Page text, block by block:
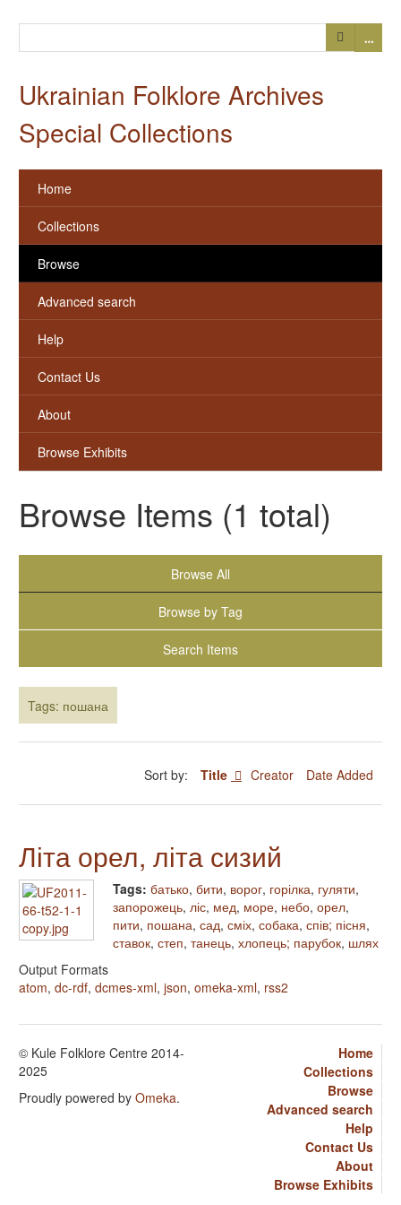
…
Ukrainian Folklore Archives
Special Collections
Home
Collections
Browse
Advanced search
Help
Contact Us
About
Browse Exhibits
Browse Items (1 total)
Browse All
Browse by Tag
Search Items
Tags: пошана
Sort by: Title Creator Date Added
Літа орел, літа сизий
Tags: батько, бити, ворог, горілка, гуляти,
запорожець, ліс, мед, море, небо, орел,
пити, пошана, сад, сміх, собака, спів; пісня,
ставок, степ, танець, хлопець; парубок, шлях
Output Formats
atom, dc-rdf, dcmes-xml, json, omeka-xml, rss2
Home
Collections
Browse
Advanced search
Help
Contact Us
About
Browse Exhibits
© Kule Folklore Centre 2014-
2025
Proudly powered by Omeka.